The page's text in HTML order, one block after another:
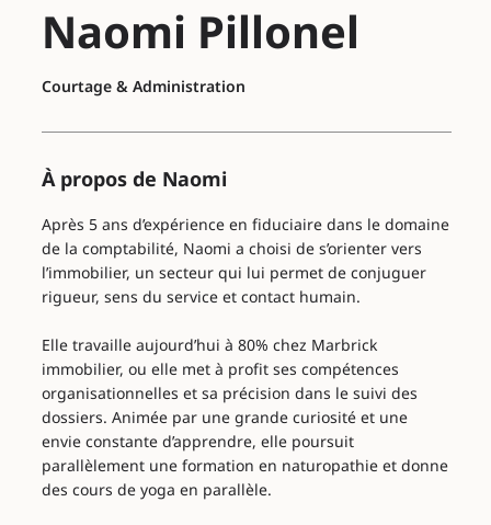
Naomi Pillonel
Courtage & Administration
À propos de Naomi
Après 5 ans d’expérience en fiduciaire dans le domaine
de la comptabilité, Naomi a choisi de s’orienter vers
l’immobilier, un secteur qui lui permet de conjuguer
rigueur, sens du service et contact humain.
Elle travaille aujourd’hui à 80% chez Marbrick
immobilier, ou elle met à profit ses compétences
organisationnelles et sa précision dans le suivi des
dossiers. Animée par une grande curiosité et une
envie constante d’apprendre, elle poursuit
parallèlement une formation en naturopathie et donne
des cours de yoga en parallèle.